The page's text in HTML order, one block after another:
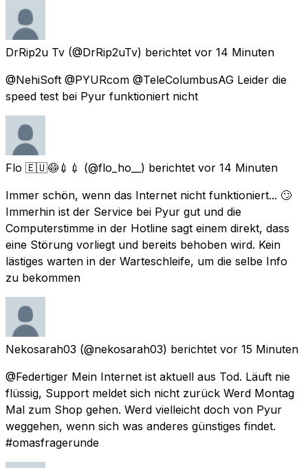
DrRip2u Tv (@DrRip2uTv) berichtet vor 14 Minuten
@NehiSoft @PYURcom @TeleColumbusAG Leider die
speed test bei Pyur funktioniert nicht
Flo 🇪🇺😷💉💉 (@flo_ho__) berichtet vor 14 Minuten
Immer schön, wenn das Internet nicht funktioniert... 🙄
Immerhin ist der Service bei Pyur gut und die
Computerstimme in der Hotline sagt einem direkt, dass
eine Störung vorliegt und bereits behoben wird. Kein
lästiges warten in der Warteschleife, um die selbe Info
zu bekommen
Nekosarah03 (@nekosarah03) berichtet vor 15 Minuten
@Federtiger Mein Internet ist aktuell aus Tod. Läuft nie
flüssig, Support meldet sich nicht zurück Werd Montag
Mal zum Shop gehen. Werd vielleicht doch von Pyur
weggehen, wenn sich was anderes günstiges findet.
#omasfragerunde